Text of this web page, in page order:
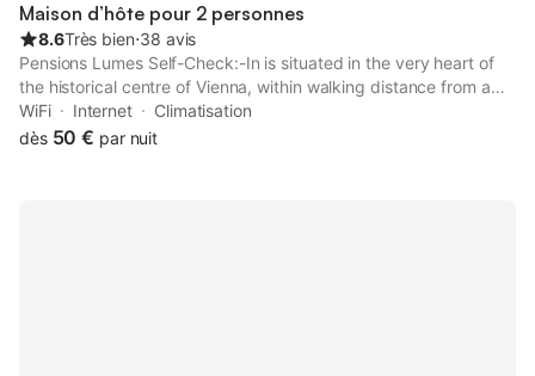
Maison d’hôte pour 2 personnes
8.6Très bien⋅38 avis
Pensions Lumes Self-Check:-In is situated in the very heart of
the historical centre of Vienna, within walking distance from a
number of attractions and only 4 minutes from the nearest
underground station Stephansplatz.
WiFi Internet
Climatisation
dès 50 € par nuit